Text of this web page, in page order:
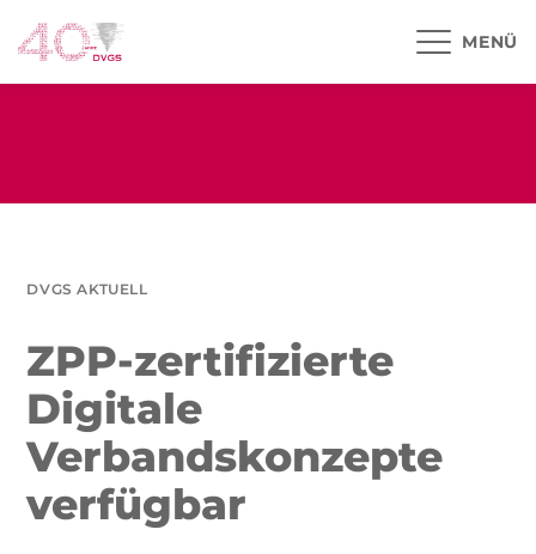
DVGS AKTUELL
ZPP-zertifizierte
Digitale
Verbandskonzepte
verfügbar
MENÜ